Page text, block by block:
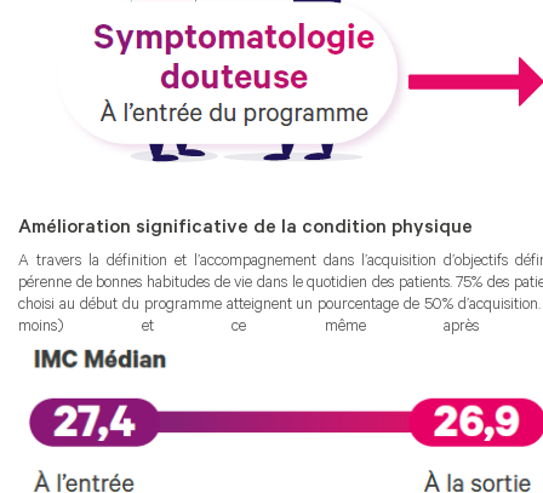
Amélioration significative de la condition physique
A travers la définition et l’accompagnement dans l’acquisition d’objectifs
pérenne de bonnes habitudes de vie dans le quotidien des patients. 75% des
choisi au début du programme atteignent un pourcentage de 50%
moins) et ce même après